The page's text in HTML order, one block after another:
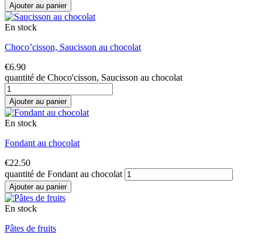
Ajouter au panier
En stock
Choco’cisson, Saucisson au chocolat
€6.90
quantité de Choco'cisson, Saucisson au chocolat
Ajouter au panier
En stock
Fondant au chocolat
€22.50
quantité de Fondant au chocolat
Ajouter au panier
En stock
Pâtes de fruits